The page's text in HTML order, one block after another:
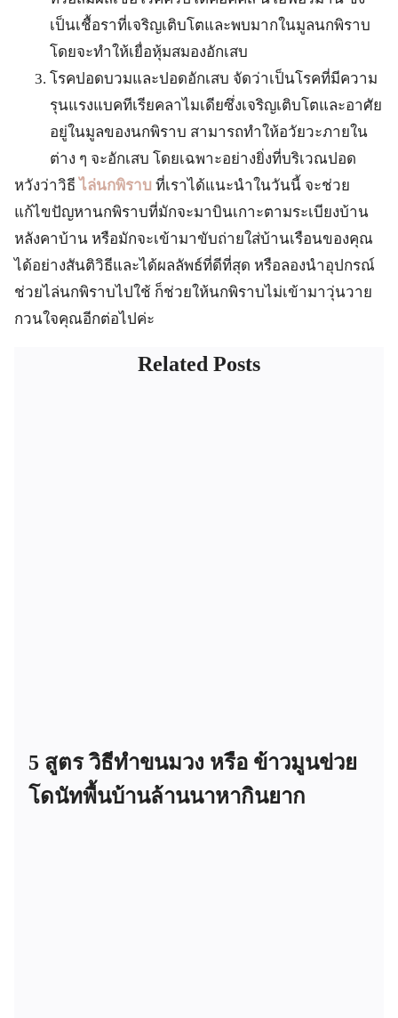
เป็นเชื้อราที่เจริญเติบโตและพบมากในมูลนกพิราบ
โดยจะทำให้เยื่อหุ้มสมองอักเสบ
โรคปอดบวมและปอดอักเสบ จัดว่าเป็นโรคที่มีความ
รุนแรงแบคทีเรียคลาไมเดียซึ่งเจริญเติบโตและอาศัย
อยู่ในมูลของนกพิราบ สามารถทำให้อวัยวะภายใน
ต่าง ๆ จะอักเสบ โดยเฉพาะอย่างยิ่งที่บริเวณปอด
หวังว่าวิธี ไล่นกพิราบ ที่เราได้แนะนำในวันนี้ จะช่วย
แก้ไขปัญหานกพิราบที่มักจะมาบินเกาะตามระเบียงบ้าน
หลังคาบ้าน หรือมักจะเข้ามาขับถ่ายใส่บ้านเรือนของคุณ
ได้อย่างสันติวิธีและได้ผลลัพธ์ที่ดีที่สุด หรือลองนำอุปกรณ์
ช่วยไล่นกพิราบไปใช้ ก็ช่วยให้นกพิราบไม่เข้ามาวุ่นวาย
กวนใจคุณอีกต่อไปค่ะ
Related Posts
5 สูตร วิธีทำขนมวง หรือ ข้าวมูนข่วย
โดนัทพื้นบ้านล้านนาหากินยาก